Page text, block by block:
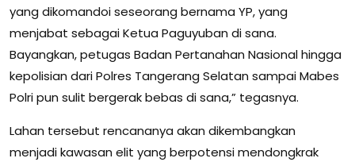
yang dikomandoi seseorang bernama YP, yang
menjabat sebagai Ketua Paguyuban di sana.
Bayangkan, petugas Badan Pertanahan Nasional hingga
kepolisian dari Polres Tangerang Selatan sampai Mabes
Polri pun sulit bergerak bebas di sana,” tegasnya.
Lahan tersebut rencananya akan dikembangkan
menjadi kawasan elit yang berpotensi mendongkrak